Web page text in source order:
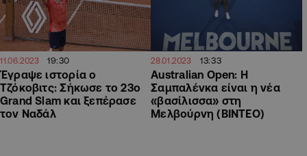
11.06.2023 19:30
Έγραψε ιστορία ο
Τζόκοβιτς: Σήκωσε το 23ο
Grand Slam και ξεπέρασε
τον Ναδάλ
28.01.2023 13:33
Australian Open: Η
Σαμπαλένκα είναι η νέα
«βασίλισσα» στη
Μελβούρνη (ΒΙΝΤΕΟ)